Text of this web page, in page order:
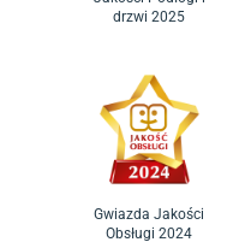
drzwi 2025
Gwiazda Jakości
Obsługi 2024